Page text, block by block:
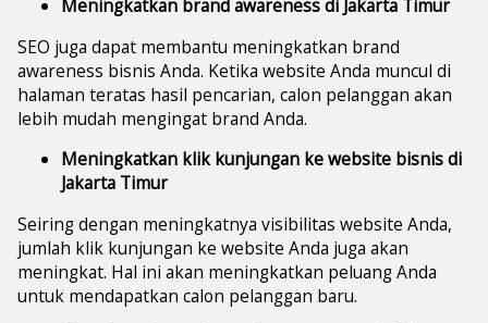
Meningkatkan brand awareness di Jakarta Timur
SEO juga dapat membantu meningkatkan brand
awareness bisnis Anda. Ketika website Anda muncul di
halaman teratas hasil pencarian, calon pelanggan akan
lebih mudah mengingat brand Anda.
Meningkatkan klik kunjungan ke website bisnis di
Jakarta Timur
Seiring dengan meningkatnya visibilitas website Anda,
jumlah klik kunjungan ke website Anda juga akan
meningkat. Hal ini akan meningkatkan peluang Anda
untuk mendapatkan calon pelanggan baru.